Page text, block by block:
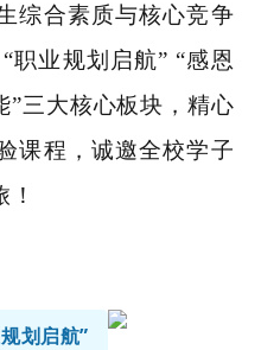
综合素质与核心竞争
职业规划启航” “感恩
”三大核心板块，精心
课程，诚邀全校学子
划启航”